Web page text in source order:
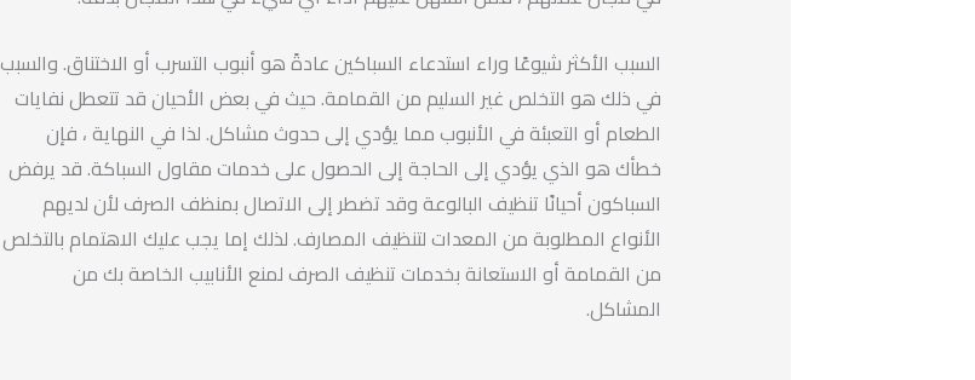
السبب الأكثر شيوعًا وراء استدعاء السباكين عادةً هو أنبوب التسرب أو الاختناق. والسبب
في ذلك هو التخلص غير السليم من القمامة. حيث في بعض الأحيان قد تتعطل نفايات
الطعام أو التعبئة في الأنبوب مما يؤدي إلى حدوث مشاكل. لذا في النهاية ، فإن
خطأك هو الذي يؤدي إلى الحاجة إلى الحصول على خدمات مقاول السباكة. قد يرفض
السباكون أحيانًا تنظيف البالوعة وقد تضطر إلى الاتصال بمنظف الصرف لأن لديهم
الأنواع المطلوبة من المعدات لتنظيف المصارف. لذلك إما يجب عليك الاهتمام بالتخلص
من القمامة أو الاستعانة بخدمات تنظيف الصرف لمنع الأنابيب الخاصة بك من
المشاكل.